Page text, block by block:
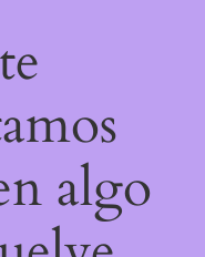
algo